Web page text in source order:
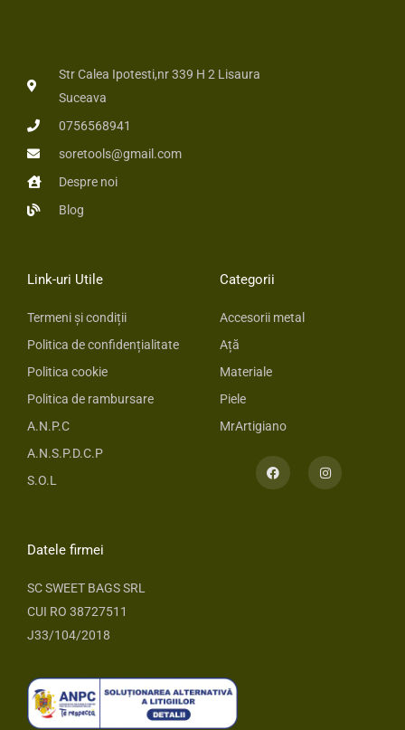
Str Calea Ipotesti,nr 339 H 2 Lisaura
Suceava
0756568941
soretools@gmail.com
Despre noi
Blog
Link-uri Utile
Termeni și condiții
Politica de confidențialitate
Politica cookie
Politica de rambursare
A.N.P.C
A.N.S.P.D.C.P
S.O.L
Categorii
Accesorii metal
Ață
Materiale
Piele
MrArtigiano
F
a
c
n
s
Datele firmei
SC SWEET BAGS SRL
CUI RO 38727511
J33/104/2018